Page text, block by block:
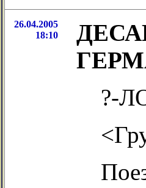
26.04.2005
18:10
?-